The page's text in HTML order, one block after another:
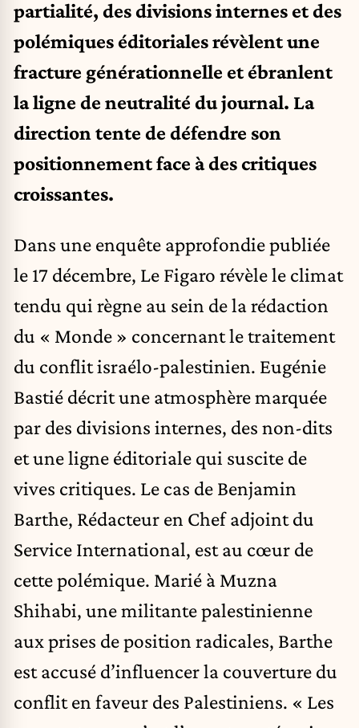
partialité, des divisions internes et des
polémiques éditoriales révèlent une
fracture générationnelle et ébranlent
la ligne de neutralité du journal. La
direction tente de défendre son
positionnement face à des critiques
croissantes.
Dans une enquête approfondie publiée
le 17 décembre, Le Figaro révèle le climat
tendu qui règne au sein de la rédaction
du « Monde » concernant le traitement
du conflit israélo-palestinien. Eugénie
Bastié décrit une atmosphère marquée
par des divisions internes, des non-dits
et une ligne éditoriale qui suscite de
vives critiques. Le cas de Benjamin
Barthe, Rédacteur en Chef adjoint du
Service International, est au cœur de
cette polémique. Marié à Muzna
Shihabi, une militante palestinienne
aux prises de position radicales, Barthe
est accusé d’influencer la couverture du
conflit en faveur des Palestiniens. « Les